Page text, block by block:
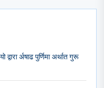
र्अषाढ पुर्णिमा अर्थात गुरू